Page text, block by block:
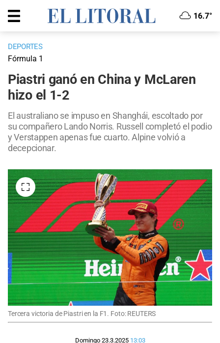
16.7°
DEPORTES
Fórmula 1
Piastri ganó en China y McLaren
hizo el 1-2
El australiano se impuso en Shanghái, escoltado por
su compañero Lando Norris. Russell completó el podio
y Verstappen apenas fue cuarto. Alpine volvió a
decepcionar.
Tercera victoria de Piastri en la F1. Foto: REUTERS
Domingo 23.3.2025 13:03